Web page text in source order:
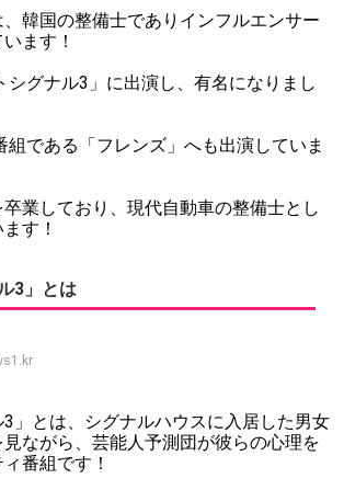
韓国の整備士でありインフルエンサー
ます！
シグナル3」に出演し、有名になりまし
組である「フレンズ」へも出演していま
業しており、現代自動車の整備士とし
す！
3」とは
3」とは、シグナルハウスに入居した男女
ながら、芸能人予測団が彼らの心理を
番組です！